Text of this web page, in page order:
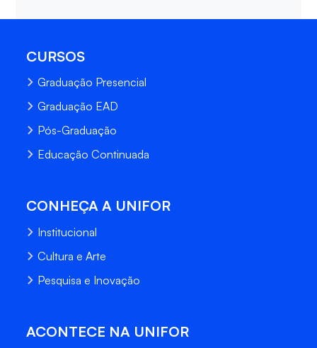
CURSOS
Graduação Presencial
Graduação EAD
Pós-Graduação
Educação Continuada
CONHEÇA A UNIFOR
Institucional
Cultura e Arte
Pesquisa e Inovação
ACONTECE NA UNIFOR